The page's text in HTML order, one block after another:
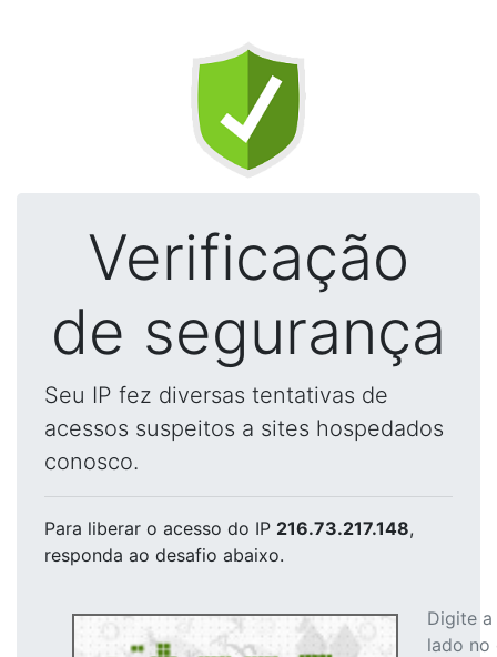
Verificação
de segurança
Seu IP fez diversas tentativas de
acessos suspeitos a sites hospedados
conosco.
Para liberar o acesso do IP 216.73.217.148,
responda ao desafio abaixo.
Digite
lado no